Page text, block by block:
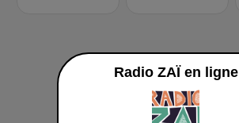
Radio ZAÏ en ligne